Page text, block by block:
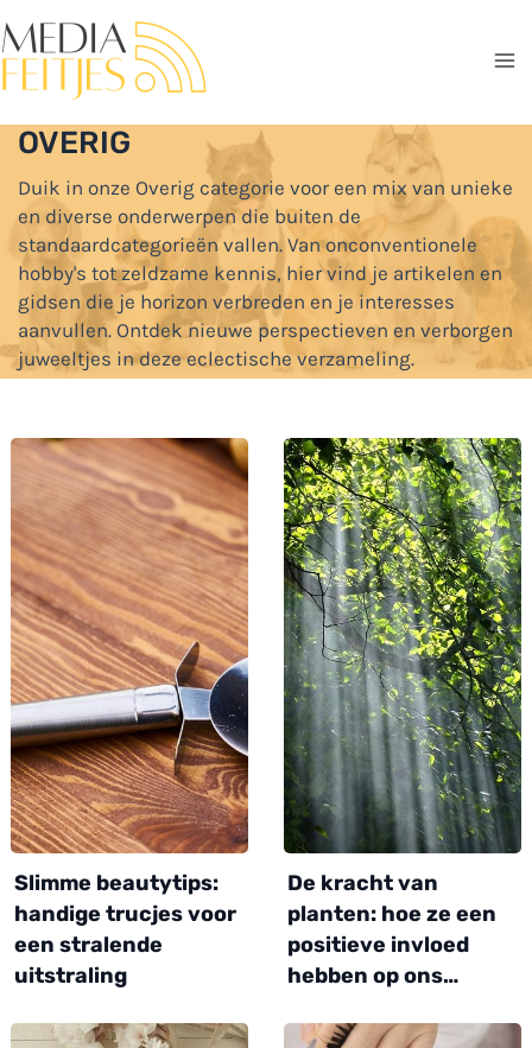
naar
de
OVERIG
Duik in onze Overig categorie voor een mix van unieke
en diverse onderwerpen die buiten de
standaardcategorieën vallen. Van onconventionele
hobby's tot zeldzame kennis, hier vind je artikelen en
gidsen die je horizon verbreden en je interesses
aanvullen. Ontdek nieuwe perspectieven en verborgen
juweeltjes in deze eclectische verzameling.
Slimme beautytips:
handige trucjes voor
een stralende
uitstraling
De kracht van
planten: hoe ze een
positieve invloed
hebben op ons…